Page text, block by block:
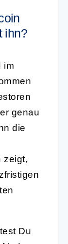
ihn?
im
genau
die
zeigt,
Du